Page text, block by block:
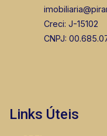
Creci: J-15102
CNPJ:
Links Úteis